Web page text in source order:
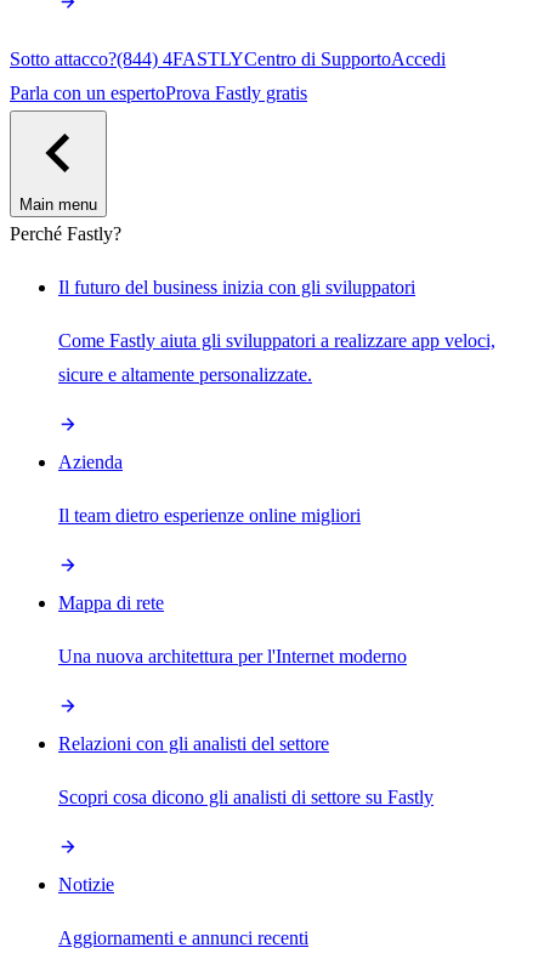
Sotto attacco?(844) 4FASTLYCentro di SupportoAccedi
Parla con un espertoProva Fastly gratis
Main menu
Perché Fastly?
Il futuro del business inizia con gli sviluppatori
Come Fastly aiuta gli sviluppatori a realizzare app veloci,
sicure e altamente personalizzate.
Azienda
Il team dietro esperienze online migliori
Mappa di rete
Una nuova architettura per l'Internet moderno
Relazioni con gli analisti del settore
Scopri cosa dicono gli analisti di settore su Fastly
Notizie
Aggiornamenti e annunci recenti